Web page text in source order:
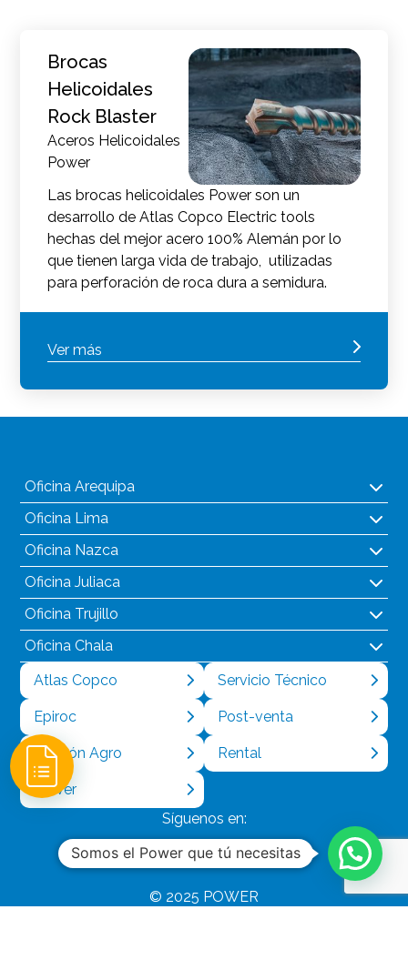
Brocas
Helicoidales
Rock Blaster
Aceros Helicoidales
Power
Las brocas helicoidales Power son un
desarrollo de Atlas Copco Electric tools
hechas del mejor acero 100% Alemán por lo
que tienen larga vida de trabajo, utilizadas
para perforación de roca dura a semidura.
Ver más
Oficina Arequipa
Oficina Lima
Oficina Nazca
Oficina Juliaca
Oficina Trujillo
Oficina Chala
Atlas Copco
Epiroc
División Agro
Power
Servicio Técnico
Post-venta
Rental
Síguenos en:
© 2025 POWER
Somos el Power que tú necesitas